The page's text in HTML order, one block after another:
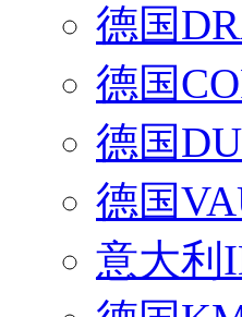
德国
德国
德国
德国
意大利